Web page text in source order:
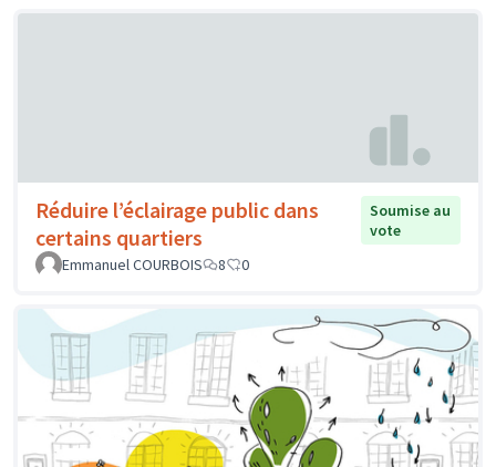
Réduire l’éclairage public dans
certains quartiers
Soumise au
vote
Emmanuel COURBOIS
8 0